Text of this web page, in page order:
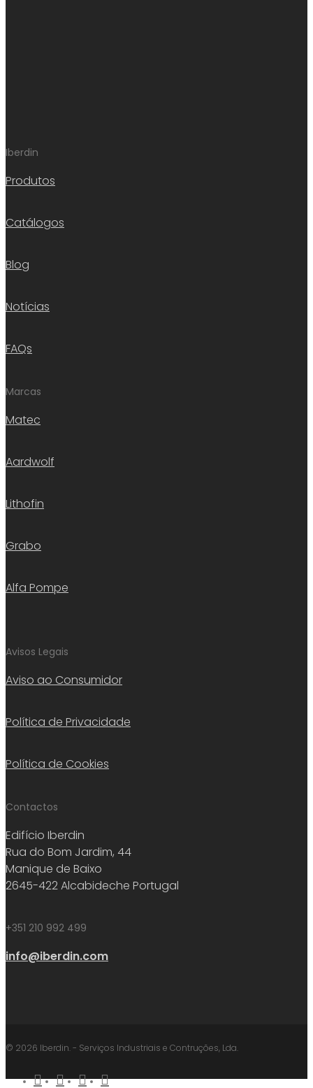
Iberdin
Produtos
Catálogos
Blog
Notícias
FAQs
Marcas
Matec
Aardwolf
Lithofin
Grabo
Alfa Pompe
Avisos Legais
Aviso ao Consumidor
Política de Privacidade
Política de Cookies
Contactos
Edifício Iberdin
Rua do Bom Jardim, 44
Manique de Baixo
2645-422 Alcabideche Portugal
+351 210 992 499
info@iberdin.com
© 2026 Iberdin. - Serviços Industriais e Contruções, Lda.
facebooklinkedinyoutubeinstagram